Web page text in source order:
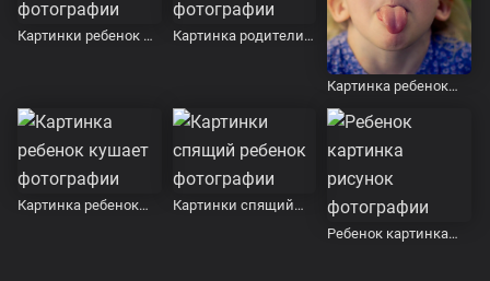
Картинки ребенок и
Картинка родители и
Картинка ребенок
показывает язык
Картинка ребенок
Картинки спящий
Ребенок картинка